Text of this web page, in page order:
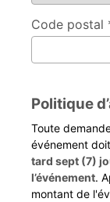
Code postal
Politique
Toute
événement
tard sept (7)
l’événement.
montant de